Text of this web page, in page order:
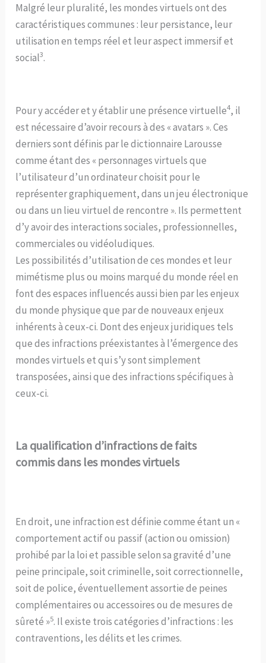
Malgré leur pluralité, les mondes virtuels ont des
caractéristiques communes : leur persistance, leur
utilisation en temps réel et leur aspect immersif et
social3.
Pour y accéder et y établir une présence virtuelle4, il
est nécessaire d’avoir recours à des « avatars ». Ces
derniers sont définis par le dictionnaire Larousse
comme étant des « personnages virtuels que
l’utilisateur d’un ordinateur choisit pour le
représenter graphiquement, dans un jeu électronique
ou dans un lieu virtuel de rencontre ». Ils permettent
d’y avoir des interactions sociales, professionnelles,
commerciales ou vidéoludiques.
Les possibilités d’utilisation de ces mondes et leur
mimétisme plus ou moins marqué du monde réel en
font des espaces influencés aussi bien par les enjeux
du monde physique que par de nouveaux enjeux
inhérents à ceux-ci. Dont des enjeux juridiques tels
que des infractions préexistantes à l’émergence des
mondes virtuels et qui s’y sont simplement
transposées, ainsi que des infractions spécifiques à
ceux-ci.
La qualification d’infractions de faits
commis dans les mondes virtuels
En droit, une infraction est définie comme étant un «
comportement actif ou passif (action ou omission)
prohibé par la loi et passible selon sa gravité d’une
peine principale, soit criminelle, soit correctionnelle,
soit de police, éventuellement assortie de peines
complémentaires ou accessoires ou de mesures de
sûreté »5. Il existe trois catégories d’infractions : les
contraventions, les délits et les crimes.